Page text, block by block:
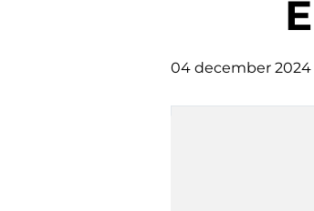
04 december 2024